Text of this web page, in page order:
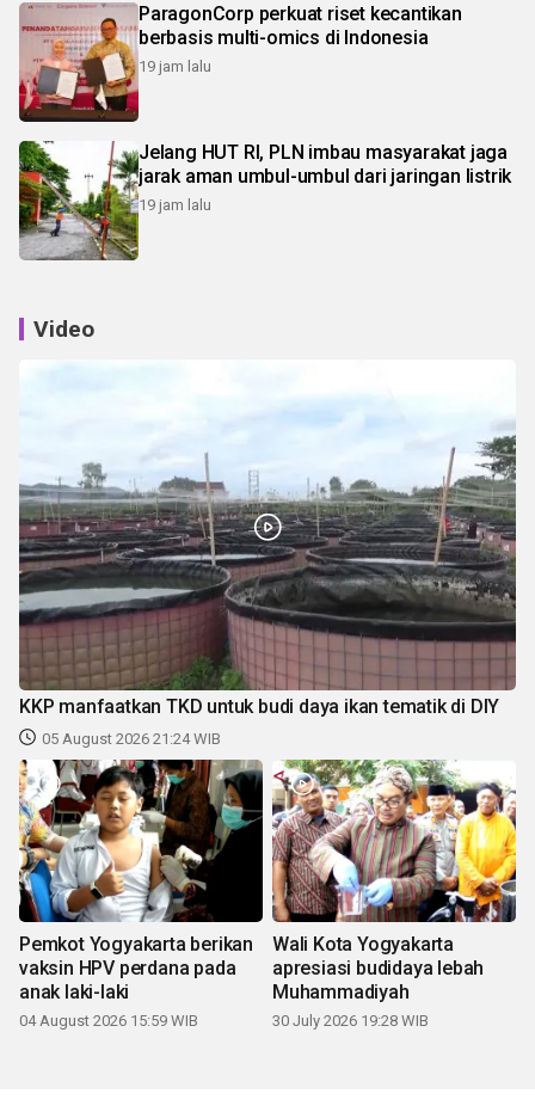
ParagonCorp perkuat riset kecantikan
berbasis multi-omics di Indonesia
19 jam lalu
Jelang HUT RI, PLN imbau masyarakat jaga
jarak aman umbul-umbul dari jaringan listrik
19 jam lalu
Video
KKP manfaatkan TKD untuk budi daya ikan tematik di DIY
05 August 2026 21:24 WIB
Pemkot Yogyakarta berikan
vaksin HPV perdana pada
anak laki-laki
04 August 2026 15:59 WIB
Wali Kota Yogyakarta
apresiasi budidaya lebah
Muhammadiyah
30 July 2026 19:28 WIB